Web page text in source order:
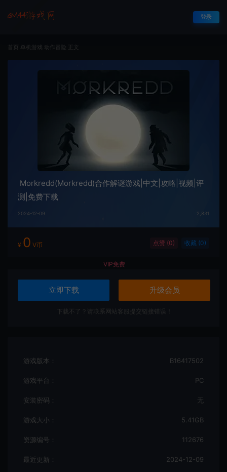
登录
首页 单机游戏 动作冒险 正文
Morkredd(Morkredd)合作解谜游戏|中文|攻略|视频|评
测|免费下载
2024-12-09 2,831
¥ 0 V币 点赞 (0) 收藏 (0)
VIP免费
立即下载 升级会员
下载不了？请联系网站客服提交链接错误！
游戏版本： B16417502
游戏平台： PC
安装密码： 无
游戏大小： 5.41GB
资源编号： 112676
最近更新： 2024-12-09